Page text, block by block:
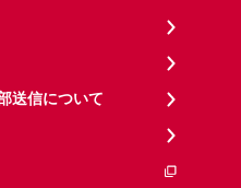
送信について